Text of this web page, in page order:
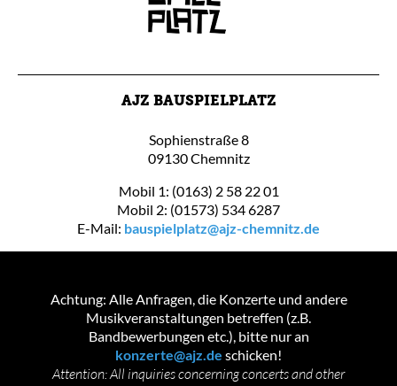
AJZ BAUSPIELPLATZ
Sophienstraße 8
09130 Chemnitz
Mobil 1: (0163) 2 58 22 01
Mobil 2: (01573) 534 6287
E-Mail: bauspielplatz@ajz-chemnitz.de
Achtung: Alle Anfragen, die Konzerte und andere
Musikveranstaltungen betreffen (z.B.
Bandbewerbungen etc.), bitte nur an
konzerte@ajz.de schicken!
Attention: All inquiries concerning concerts and other